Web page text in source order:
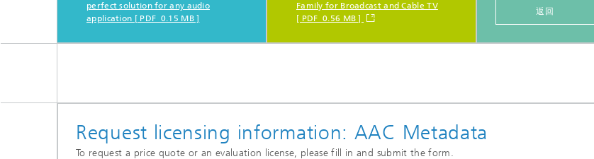
perfect solution for any audio
application [ PDF 0.15 MB ]
Family for Broadcast and Cable TV
[ PDF 0.56 MB ]
返回
Request licensing information: AAC Metadata
To request a price quote or an evaluation license, please fill in and submit the form.